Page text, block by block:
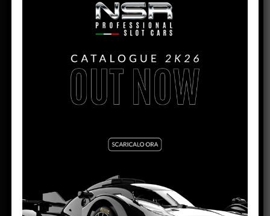
PANORAMICA
P68 ALAN MANN – LIMITED
PRODUZIONE:2005
Shark EVO 21.5K – 21.500 rpm
LARGHEZZA:62.5mm
DISTANZA ASSE POSTERIORE/GUIDA: